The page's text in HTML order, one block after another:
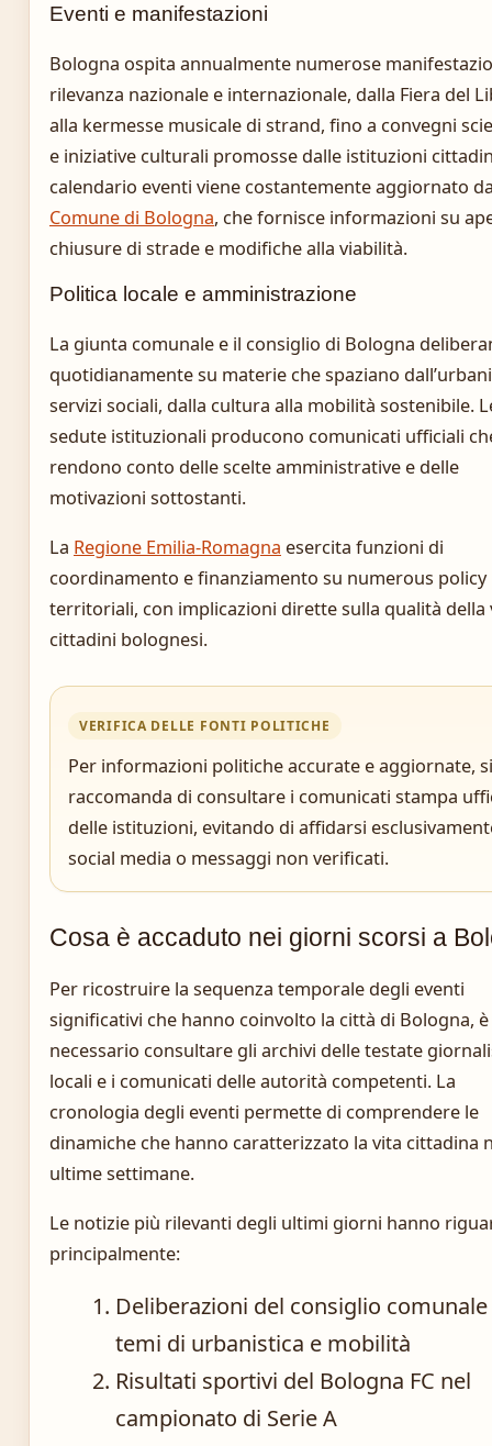
Eventi e manifestazioni
Bologna ospita annualmente numerose
rilevanza nazionale e internazionale, dalla Fiera del
alla kermesse musicale di strand, fino a convegni
e iniziative culturali promosse dalle istituzioni
calendario eventi viene costantemente aggiornato
Comune di Bologna, che fornisce informazioni su
chiusure di strade e modifiche alla viabilità.
Politica locale e amministrazione
La giunta comunale e il consiglio di Bologna
quotidianamente su materie che spaziano
servizi sociali, dalla cultura alla mobilità sostenibile.
sedute istituzionali producono comunicati ufficiali
rendono conto delle scelte amministrative e delle
motivazioni sottostanti.
La Regione Emilia-Romagna esercita funzioni di
coordinamento e finanziamento su numerous policy
territoriali, con implicazioni dirette sulla qualità della
cittadini bolognesi.
VERIFICA DELLE FONTI POLITICHE
Per informazioni politiche accurate e aggiornate, si
raccomanda di consultare i comunicati stampa
delle istituzioni, evitando di affidarsi
social media o messaggi non verificati.
Cosa è accaduto nei giorni scorsi a
Per ricostruire la sequenza temporale degli eventi
significativi che hanno coinvolto la città di Bologna, è
necessario consultare gli archivi delle testate
locali e i comunicati delle autorità competenti. La
cronologia degli eventi permette di comprendere le
dinamiche che hanno caratterizzato la vita cittadina
ultime settimane.
Le notizie più rilevanti degli ultimi giorni hanno
principalmente:
Deliberazioni del consiglio
temi di urbanistica e mobilità
Risultati sportivi del Bologna FC nel
campionato di Serie A